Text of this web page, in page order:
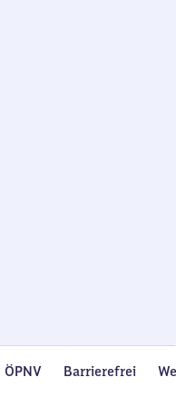
ÖPNV Barrierefrei